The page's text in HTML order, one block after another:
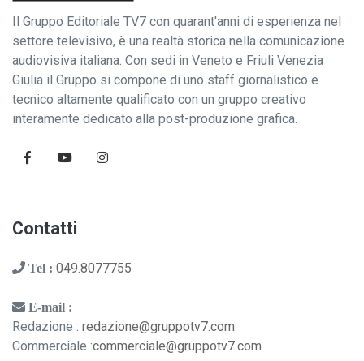
Il Gruppo Editoriale TV7 con quarant'anni di esperienza nel
settore televisivo, è una realtà storica nella comunicazione
audiovisiva italiana. Con sedi in Veneto e Friuli Venezia
Giulia il Gruppo si compone di uno staff giornalistico e
tecnico altamente qualificato con un gruppo creativo
interamente dedicato alla post-produzione grafica.
Contatti
Tel : 049.8077755
E-mail :
Redazione : redazione@gruppotv7.com
Commerciale :commerciale@gruppotv7.com